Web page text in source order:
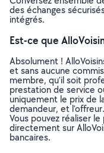
des échanges
intégrés.
Est-ce que
Absolument !
et sans aucune
membre, qu’il soit
prestation de service
uniquement le prix de
demandeur, et l’offreur.
Vous pouvez réaliser
directement sur
bancaires.